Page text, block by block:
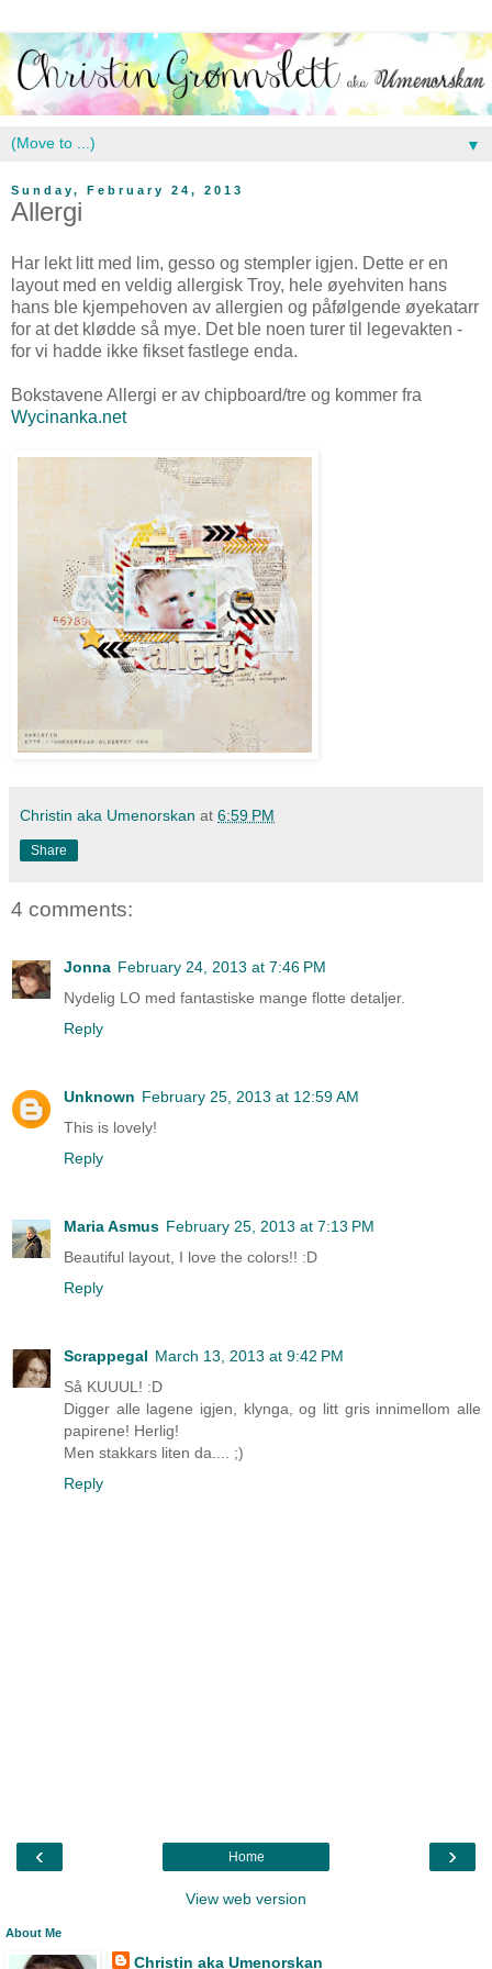
▼
Sunday, February 24, 2013
Allergi
Har lekt litt med lim, gesso og stempler igjen. Dette er en
layout med en veldig allergisk Troy, hele øyehviten hans
hans ble kjempehoven av allergien og påfølgende øyekatarr
for at det klødde så mye. Det ble noen turer til legevakten -
for vi hadde ikke fikset fastlege enda.
Bokstavene Allergi er av chipboard/tre og kommer fra
Wycinanka.net
Christin aka Umenorskan at 6:59 PM
Share
4 comments:
Jonna February 24, 2013 at 7:46 PM
Nydelig LO med fantastiske mange flotte detaljer.
Reply
Unknown February 25, 2013 at 12:59 AM
This is lovely!
Reply
Maria Asmus February 25, 2013 at 7:13 PM
Beautiful layout, I love the colors!! :D
Reply
Scrappegal March 13, 2013 at 9:42 PM
Så KUUUL! :D
Digger alle lagene igjen, klynga, og litt gris innimellom alle
papirene! Herlig!
Men stakkars liten da.... ;)
Reply
‹ ›
Home
View web version
About Me
Christin aka Umenorskan